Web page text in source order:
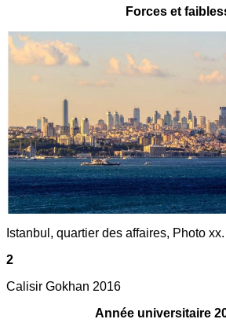
Forces et
Istanbul, quartier des affaires, Photo xx.
2
Calisir Gokhan 2016
Année universitaire